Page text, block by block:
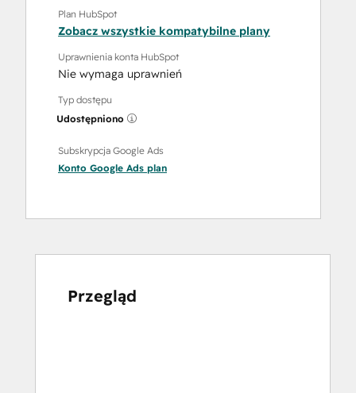
Plan HubSpot
Zobacz wszystkie kompatybilne plany
Uprawnienia konta HubSpot
Nie wymaga uprawnień
Typ dostępu
Udostępniono
Subskrypcja Google Ads
Konto Google Ads plan
Przegląd